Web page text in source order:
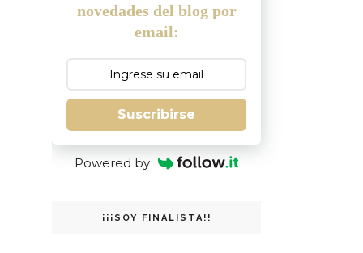
novedades del blog por
email:
Suscribirse
Powered by
¡¡¡SOY FINALISTA!!